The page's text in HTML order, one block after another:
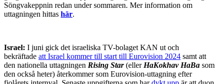
Söngvakeppnin redan under sommaren. Mer information om
uttagningen hittas här.
Israel: I juni gick det israeliska TV-bolaget KAN ut och
bekräftade att Israel kommer till start till Eurovision 2024 samt att
den nationella uttagningen Rising Star(eller HaKokhav HaBa som
den också heter) återkommer som Eurovision-uttagning efter